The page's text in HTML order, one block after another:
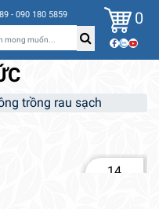
- 090 180 5859 0
trồng rau sạch
14